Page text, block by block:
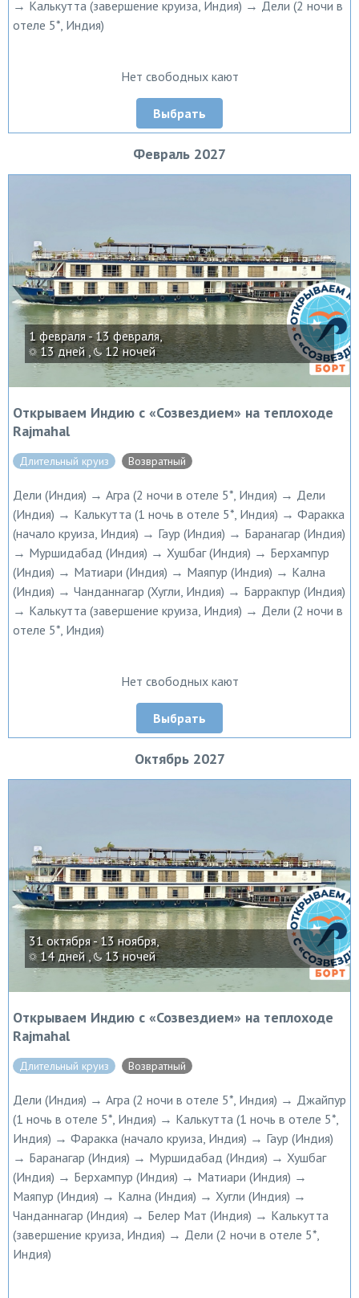
→ Калькутта (завершение круиза, Индия) → Дели (2 ночи в
отеле 5*, Индия)
Нет свободных кают
Выбрать
Февраль 2027
1 февраля - 13 февраля,
13 дней , 12 ночей
Открываем Индию с «Созвездием» на теплоходе
Rajmahal
Длительный круиз Возвратный
Дели (Индия) → Агра (2 ночи в отеле 5*, Индия) → Дели
(Индия) → Калькутта (1 ночь в отеле 5*, Индия) → Фаракка
(начало круиза, Индия) → Гаур (Индия) → Баранагар (Индия)
→ Муршидабад (Индия) → Хушбаг (Индия) → Берхампур
(Индия) → Матиари (Индия) → Маяпур (Индия) → Кална
(Индия) → Чанданнагар (Хугли, Индия) → Барракпур (Индия)
→ Калькутта (завершение круиза, Индия) → Дели (2 ночи в
отеле 5*, Индия)
Нет свободных кают
Выбрать
Октябрь 2027
31 октября - 13 ноября,
14 дней , 13 ночей
Открываем Индию с «Созвездием» на теплоходе
Rajmahal
Длительный круиз Возвратный
Дели (Индия) → Агра (2 ночи в отеле 5*, Индия) → Джайпур
(1 ночь в отеле 5*, Индия) → Калькутта (1 ночь в отеле 5*,
Индия) → Фаракка (начало круиза, Индия) → Гаур (Индия)
→ Баранагар (Индия) → Муршидабад (Индия) → Хушбаг
(Индия) → Берхампур (Индия) → Матиари (Индия) →
Маяпур (Индия) → Кална (Индия) → Хугли (Индия) →
Чанданнагар (Индия) → Белер Мат (Индия) → Калькутта
(завершение круиза, Индия) → Дели (2 ночи в отеле 5*,
Индия)